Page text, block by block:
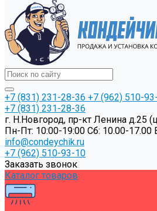
+7 (831) 231-28-36 +7 (962) 510-
+7 (831) 231-28-36
г. Н.Новгород, пр-кт Ленина д.25
Пн-Пт: 10:00-19:00 Cб: 10.00-17.00
info@condeychik.ru
+7 (962) 510-93-10
Заказать звонок
Каталог товаров